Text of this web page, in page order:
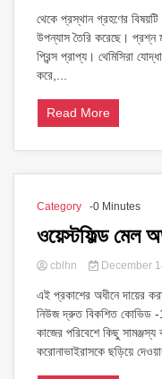
থেকে প্রস্থান গ্রহণের
উপন্যাস তৈরি করেছে। প্রশ্ন
প্রিন্স প্রাপ্য। থেমিসিরা
করে,...
Read More
Category -0 Minutes
ওয়েস্টফিল্ড মেল
cblhn December
এই প্রকাশের অধীনে দায়ের
নিউজ দ্রুত বিকশিত কোভিড -
কাজের পরিবেশে কিছু
করোনাভাইরাসকে ছড়িয়ে